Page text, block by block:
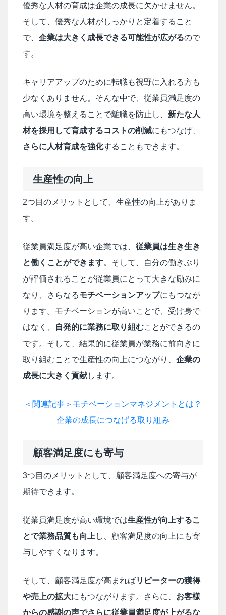
優秀な人材の育成は企業の成長に欠かせません。
そして、優秀な人材がしっかりと定着すること
で、 企業は大きく成長できる可能性が広がるので
す。
キャリアアップのために転職も視野に入れる方も
少なくありません。そんな中で、従業員満足度の
高い環境を整えることで離職を防止し、 新たな人
材を採用して育成するコストの削減にもつなげ、
さらに人材育成を強化することもできます。
生産性の向上
2つ目のメリットとして、生産性の向上がありま
す。
従業員満足度が高い企業では、 従業員は生き生き
と働くことができます。そして、自分の働きぶり
が評価されることが従業員にとって大きな励みに
なり、さらなるモチベーションアップにもつなが
ります。モチベーションが高いことで、受け身で
はなく、
自発的に業務に取り組むことができるの
です。そして、結果的に従業員が業務に前向きに
取り組むことで生産性の向上につながり、 企業の
成長に大きく貢献します。
＜関連記事＞モチベーションマネジメントとは？
企業の成長につなげる取り組み
顧客満足度にも寄与
3つ目のメリットとして、顧客満足度への寄与が
期待できます。
従業員満足度が高い環境では生産性が向上するこ
とで業務品質も向上 し、顧客満足度の向上にも寄
与しやすくなります。
そして、顧客満足度が高まればリピーターの獲得
や売上の拡大にもつながります。さらに、 お客様
からの感謝の声でさらに従業員満足度が上がるな